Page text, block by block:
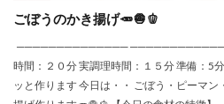
ごぼうのかき揚げ🥕🧅🫑
────────────── ──────────────
時間：２０分 実調理時間：１５分 準備：5
ッと作ります 今日は・・ ごぼう・ピーマ